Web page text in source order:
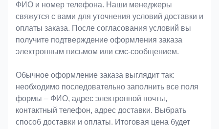
ФИО и номер телефона. Наши менеджеры
свяжутся с вами для уточнения условий доставки и
оплаты заказа. После согласования условий вы
получите подтверждение оформления заказа
электронным письмом или смс-сообщением.
Обычное оформление заказа выглядит так:
необходимо последовательно заполнить все поля
формы – ФИО, адрес электронной почты,
контактный телефон, адрес доставки. Выбрать
способ доставки и оплаты. Итоговая цена будет